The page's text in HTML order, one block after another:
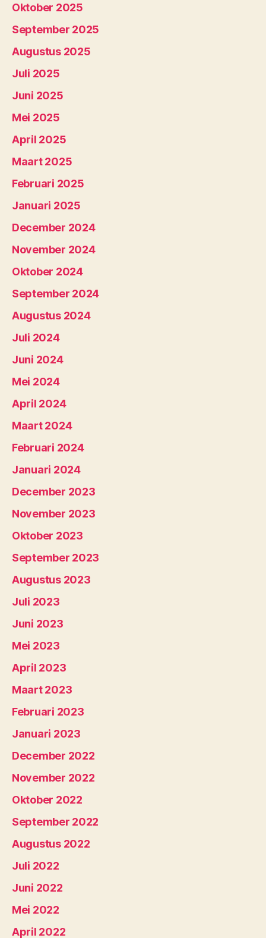
Oktober 2025
September 2025
Augustus 2025
Juli 2025
Juni 2025
Mei 2025
April 2025
Maart 2025
Februari 2025
Januari 2025
December 2024
November 2024
Oktober 2024
September 2024
Augustus 2024
Juli 2024
Juni 2024
Mei 2024
April 2024
Maart 2024
Februari 2024
Januari 2024
December 2023
November 2023
Oktober 2023
September 2023
Augustus 2023
Juli 2023
Juni 2023
Mei 2023
April 2023
Maart 2023
Februari 2023
Januari 2023
December 2022
November 2022
Oktober 2022
September 2022
Augustus 2022
Juli 2022
Juni 2022
Mei 2022
April 2022